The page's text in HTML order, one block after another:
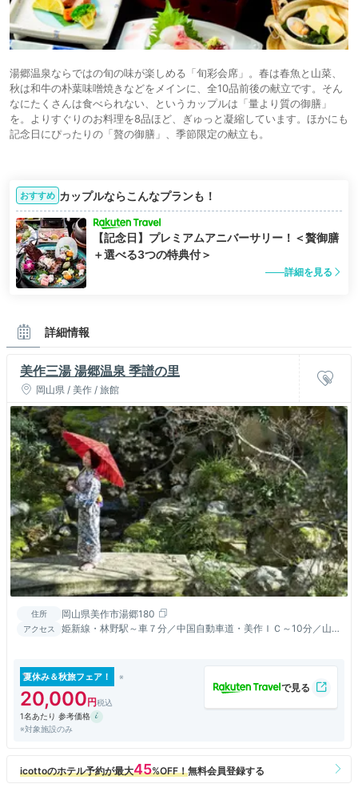
湯郷温泉ならではの旬の味が楽しめる「旬彩会席」。春は春魚と山菜、
秋は和牛の朴葉味噌焼きなどをメインに、全10品前後の献立です。そん
なにたくさんは食べられない、というカップルは「量より質の御膳」
を。よりすぐりのお料理を8品ほど、ぎゅっと凝縮しています。ほかにも
記念日にぴったりの「贅の御膳」、季節限定の献立も。
おすすめ カップルならこんなプランも！
【記念日】プレミアムアニバーサリー！＜贅御膳
＋選べる3つの特典付＞
詳細を見る
詳細情報
美作三湯 湯郷温泉 季譜の里
岡山県 / 美作 / 旅館
住所 岡山県美作市湯郷180
アクセス
姫新線・林野駅～車７分／中国自動車道・美作ＩＣ～10分／山陽
夏休み＆秋旅フェア！
20,000
1名あたり 参考価格
※対象施設のみ